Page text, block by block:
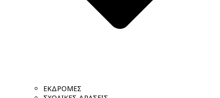
ΕΚΔΡΟΜΕΣ